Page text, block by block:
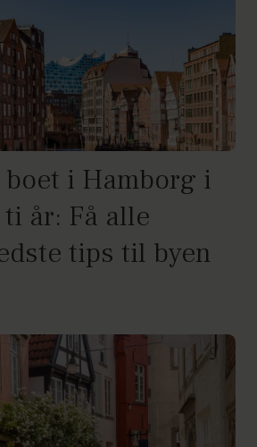
i Hamborg i
år: Få alle
tips til byen